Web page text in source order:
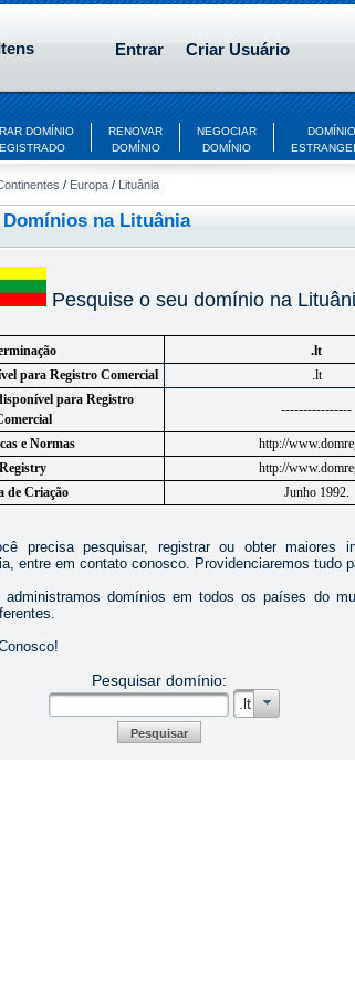
Entrar Criar Usuário
DOMÍNIO
RENOVAR
DOMÍNIO
NEGOCIAR
DOMÍNIO
/ Europa / Lituânia
Domínios na Lituânia
Pesquise o seu domínio na
.lt
para Registro Comercial
.lt
para Registro
----------------
e Normas
http://
Registry
http://
de Criação
Junho 1992.
precisa pesquisar, registrar ou obter maiores
entre em contato conosco. Providenciaremos tudo
administramos domínios em todos os países do
Pesquisar domínio:
.lt
Pesquisar